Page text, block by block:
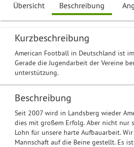
Übersicht Beschreibung
Kurzbeschreibung
American Football in Deutschland ist
Gerade die Jugendarbeit der Vereine
unterstützung.
Beschreibung
Seit 2007 wird in Landsberg wieder
dies mit großem Erfolg. Aber nicht nur
Lohn für unsere harte Aufbauarbeit.
Mannschaft auf die Beine gestellt. Es